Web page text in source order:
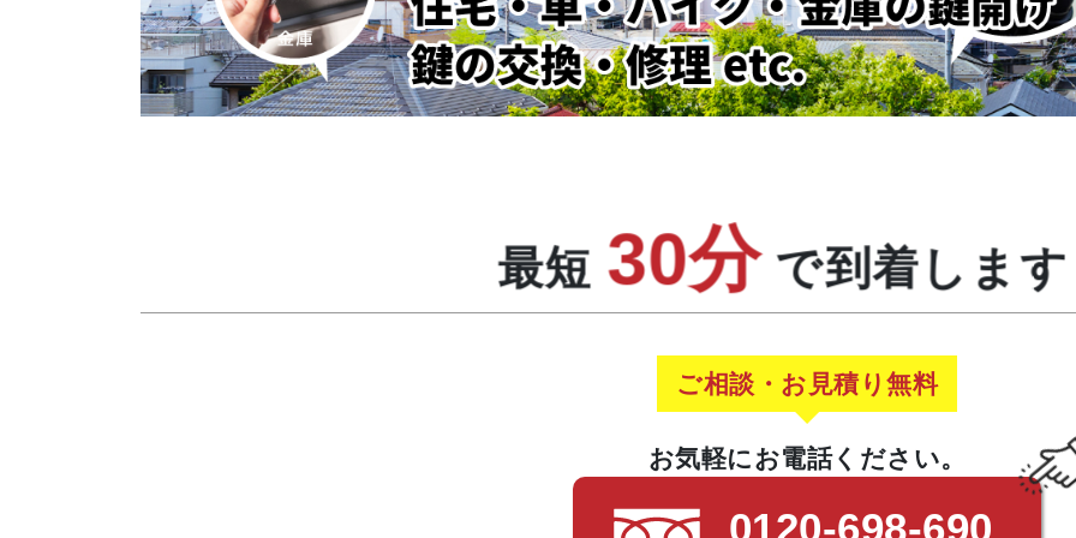
最短 30分 で到着しま
ご相談・お見積り無料
お気軽にお電話ください。
0120-698-690